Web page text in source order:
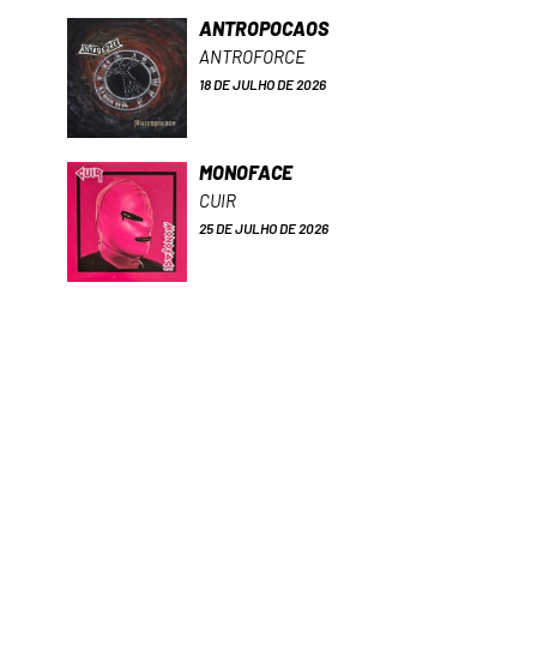
ANTROPOCAOS
ANTROFORCE
18 DE JULHO DE 2026
MONOFACE
CUIR
25 DE JULHO DE 2026